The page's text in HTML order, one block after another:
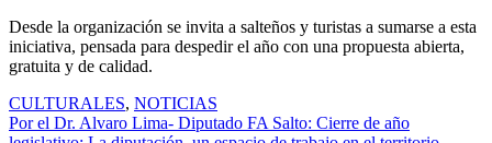
Desde la organización se invita a salteños y turistas a sumarse a esta
iniciativa, pensada para despedir el año con una propuesta abierta,
gratuita y de calidad.
CULTURALES, NOTICIAS
Navegación
Por el Dr. Alvaro Lima- Diputado FA Salto: Cierre de año